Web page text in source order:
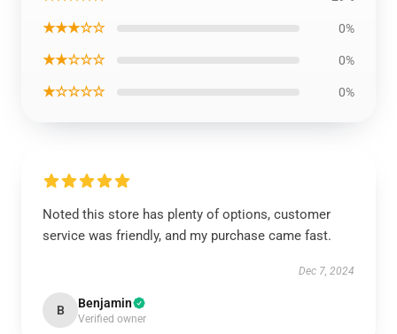
★★★☆☆ 0%
★★☆☆☆ 0%
★☆☆☆☆ 0%
Noted this store has plenty of options, customer
service was friendly, and my purchase came fast.
Dec 7, 2024
B Benjamin
Verified owner